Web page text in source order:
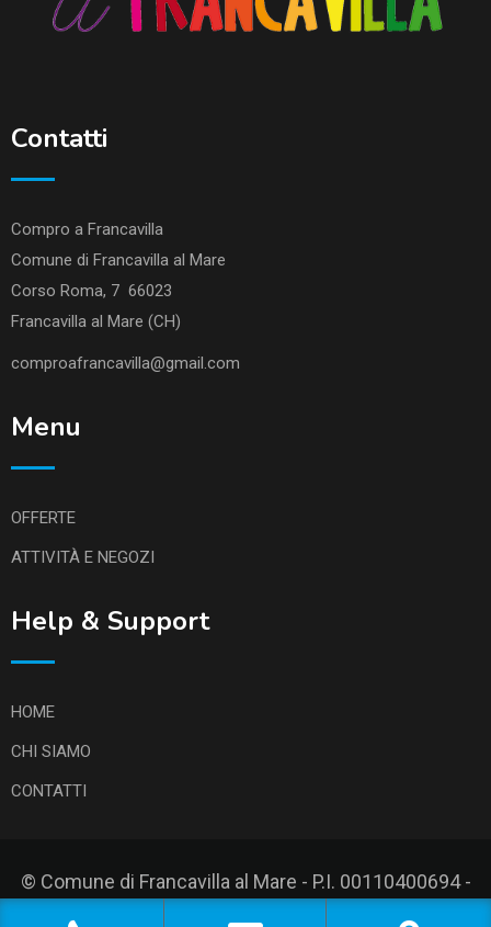
Contatti
Compro a Francavilla
Comune di Francavilla al Mare
Corso Roma, 7 66023
Francavilla al Mare (CH)
comproafrancavilla@gmail.com
Menu
OFFERTE
ATTIVITÀ E NEGOZI
Help & Support
HOME
CHI SIAMO
CONTATTI
© Comune di Francavilla al Mare - P.I. 00110400694 -